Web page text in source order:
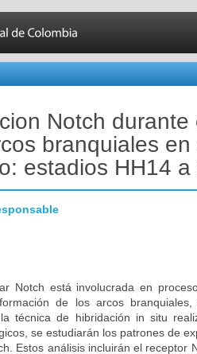
Notch durante
branquiales en
estadios HH14 a
Notch está involucrada en
de los arcos branquiales,
técnica de hibridación in situ
se estudiarán los patrones de
Estos análisis incluirán el receptor